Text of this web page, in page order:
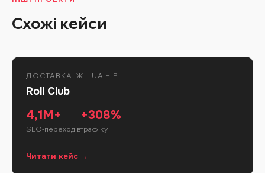
Схожі кейси
ДОСТАВКА ЇЖІ · UA + PL
Roll Club
4,1М+
SEO-переходів
+308%
трафіку
Читати кейс →